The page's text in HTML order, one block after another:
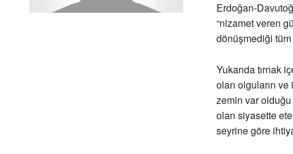
Erdoğan-
“nizamet veren
dönüşmediği tüm
Yukarıda tırnak
olan olguların ve
zemin var
olan siyasette
seyrine göre